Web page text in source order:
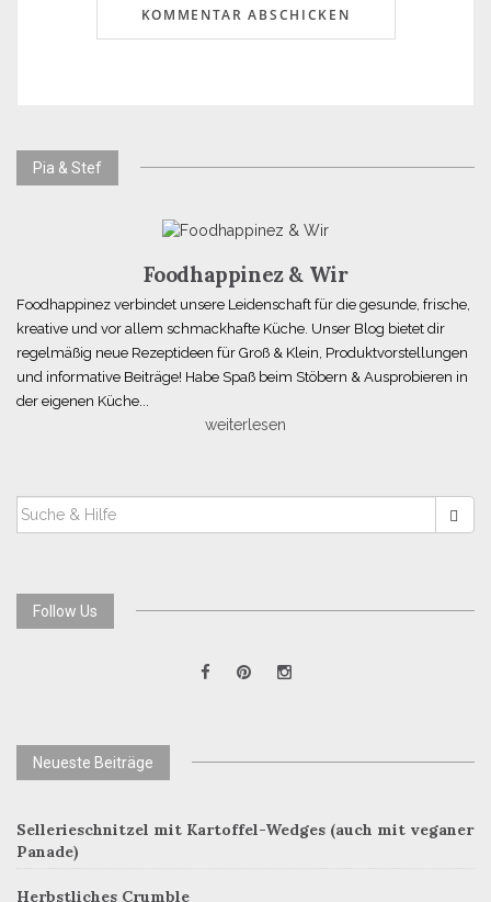
Pia & Stef
Foodhappinez & Wir
Foodhappinez verbindet unsere Leidenschaft für die gesunde, frische,
kreative und vor allem schmackhafte Küche. Unser Blog bietet dir
regelmäßig neue Rezeptideen für Groß & Klein, Produktvorstellungen
und informative Beiträge! Habe Spaß beim Stöbern & Ausprobieren in
der eigenen Küche...
weiterlesen
SUCHEN
NACH:
Follow Us
Neueste Beiträge
Sellerieschnitzel mit Kartoffel-Wedges (auch mit veganer
Panade)
Herbstliches Crumble